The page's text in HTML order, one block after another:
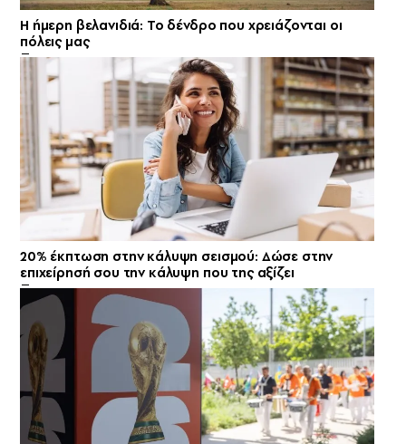
Η ήμερη βελανιδιά: Το δένδρο που χρειάζονται οι
πόλεις μας
20% έκπτωση στην κάλυψη σεισμού: Δώσε στην
επιχείρησή σου την κάλυψη που της αξίζει